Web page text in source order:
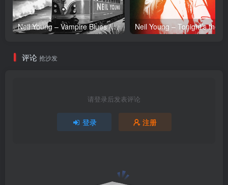
Neil Young – Vampire Blues (Live) – Single(054391239303)【24bit／96.0kHz】土耳其区
评论 抢沙发
请登录后发表评论
登录 注册